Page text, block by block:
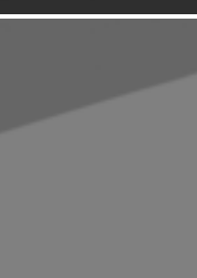
kann auch für